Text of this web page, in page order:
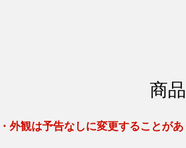
商
外観は予告なしに変更することがあ